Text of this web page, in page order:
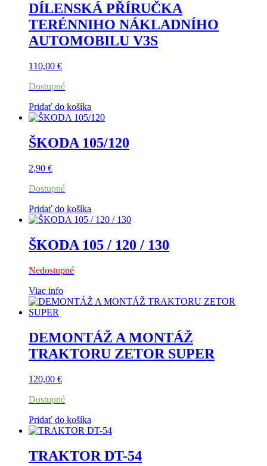
DÍLENSKÁ PŘÍRUČKA
TERÉNNIHO NÁKLADNÍHO
AUTOMOBILU V3S
110,00 €
Dostupné
Pridať do košíka
ŠKODA 105/120
2,90 €
Dostupné
Pridať do košíka
ŠKODA 105 / 120 / 130
Nedostupné
Viac info
DEMONTÁŽ A MONTÁŽ
TRAKTORU ZETOR SUPER
120,00 €
Dostupné
Pridať do košíka
TRAKTOR DT-54